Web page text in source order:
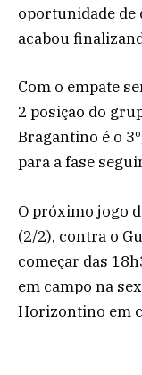
oportunidade de
acabou
Com o empate
2 posição do
Bragantino é o
para a fase
O próximo jogo
(2/2), contra o
começar das
em campo na
Horizontino em